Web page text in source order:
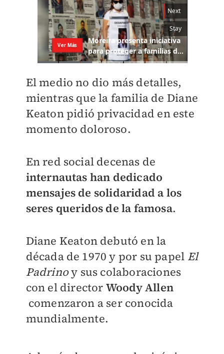
El medio no dio más detalles,
mientras que la familia de Diane
Keaton pidió privacidad en este
momento doloroso.
En red social decenas de
internautas han dedicado
mensajes de solidaridad a los
seres queridos de la famosa.
Diane Keaton debutó en la
década de 1970 y por su papel El
Padrinoy sus colaboraciones
con el director Woody Allen
comenzaron a ser conocida
mundialmente.